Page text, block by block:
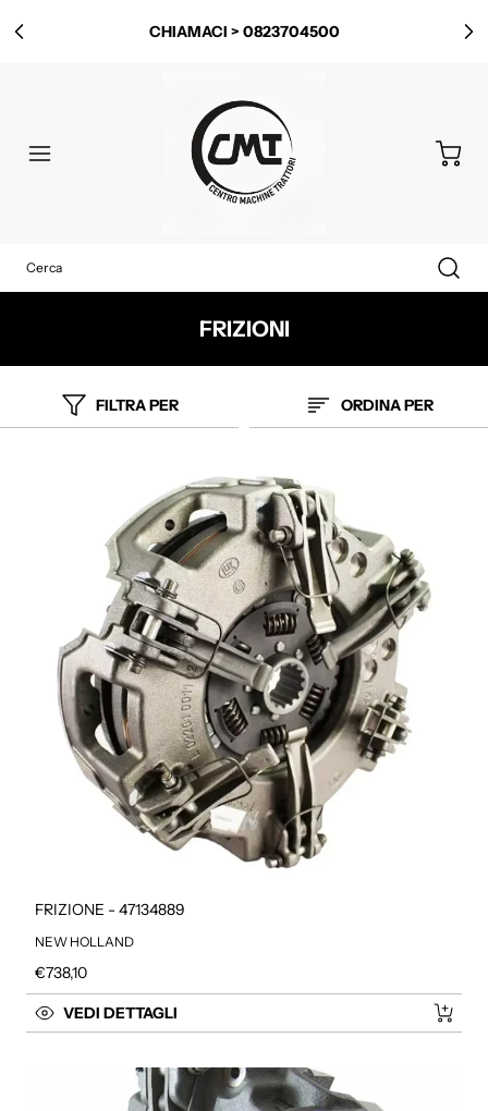
CHIAMACI > 0823704500
FRIZIONI
FILTRA PER ORDINA PER
FRIZIONE - 47134889
NEW HOLLAND
Prezzo regolare
€738,10
VEDI DETTAGLI